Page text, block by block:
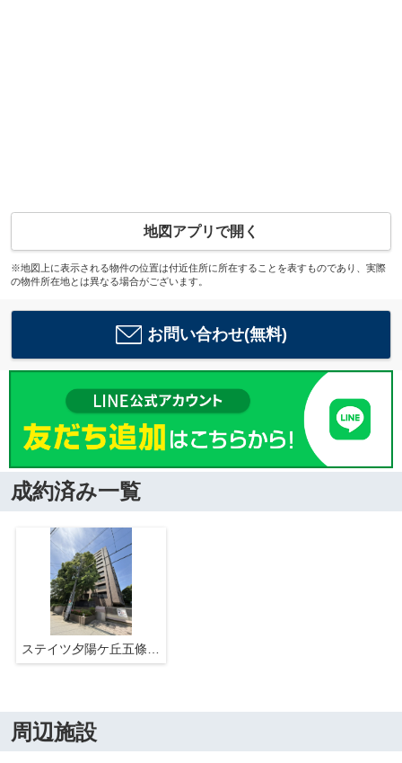
地図アプリで開く
※地図上に表示される物件の位置は付近住所に所在することを表すものであり、実際
の物件所在地とは異なる場合がございます。
お問い合わせ(無料)
成約済み一覧
ステイツ夕陽ケ丘五條宮前
周辺施設